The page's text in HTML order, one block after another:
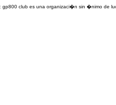
gp800 club es una organizaci�n sin �nimo de